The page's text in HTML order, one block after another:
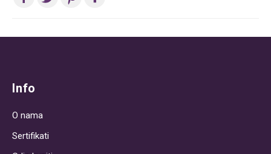
Post
Info
O nama
Sertifikati